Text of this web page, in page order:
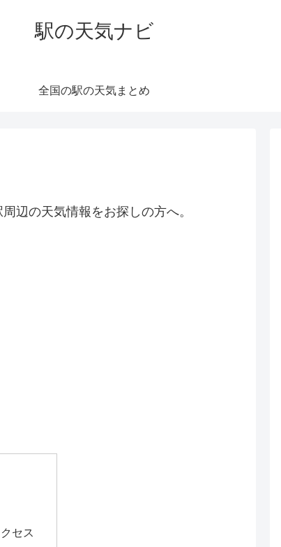
駅の天気ナビ
全国の駅の天気まとめ
辺の天気情報をお探しの方へ。
セス